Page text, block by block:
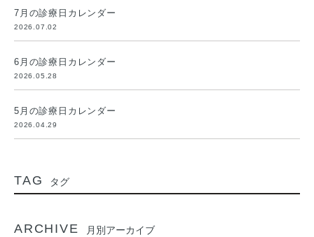
7月の診療日カレンダー
2026.07.02
6月の診療日カレンダー
2026.05.28
5月の診療日カレンダー
2026.04.29
TAG タグ
ARCHIVE 月別アーカイブ